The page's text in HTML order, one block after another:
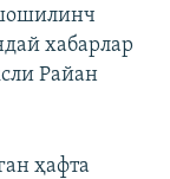
хабарлар
Райан
ҳафта